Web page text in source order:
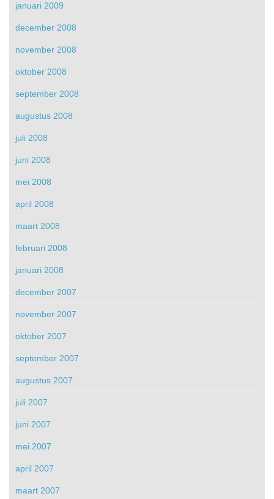
januari 2009
december 2008
november 2008
oktober 2008
september 2008
augustus 2008
juli 2008
juni 2008
mei 2008
april 2008
maart 2008
februari 2008
januari 2008
december 2007
november 2007
oktober 2007
september 2007
augustus 2007
juli 2007
juni 2007
mei 2007
april 2007
maart 2007